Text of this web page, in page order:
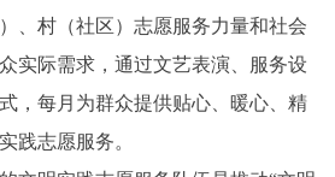
、村（社区）志愿服务力量和社会
实际需求，通过文艺表演、服务设
，每月为群众提供贴心、暖心、精
践志愿服务。